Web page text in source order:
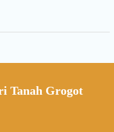
Tanah Grogot